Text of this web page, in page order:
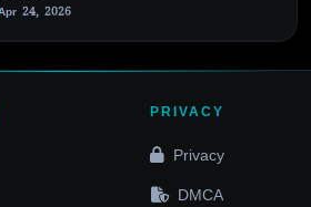
24, 2026
PRIVACY
Privacy
DMCA